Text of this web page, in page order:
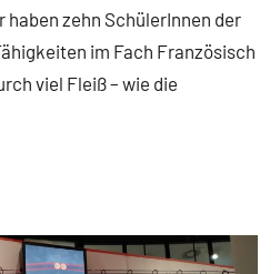
haben zehn SchülerInnen der
im Fach Französisch
viel Fleiß – wie die